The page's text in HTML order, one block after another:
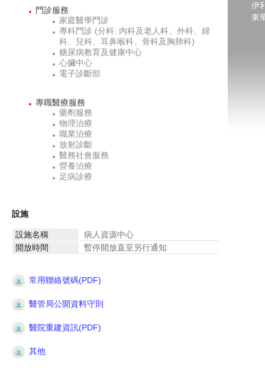
門診服務
家庭醫學門診
專科門診 (分科: 內科及老人科、外科、婦
科、兒科、耳鼻喉科、骨科及胸肺科)
糖尿病教育及健康中心
心臟中心
電子診斷部
專職醫療服務
藥劑服務
物理治療
職業治療
放射診斷
醫務社會服務
營養治療
足病診療
設施
設施名稱
病人資源中心
開放時間
暫停開放直至另行通知
常用聯絡號碼(PDF)
醫管局公開資料守則
醫院重建資訊(PDF)
其他
伊
東